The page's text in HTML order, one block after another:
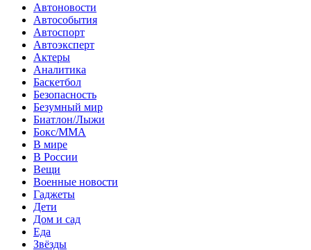
Автоновости
Автособытия
Автоспорт
Автоэксперт
Актеры
Аналитика
Баскетбол
Безопасность
Безумный мир
Биатлон/Лыжи
Бокс/MMA
В мире
В России
Вещи
Военные новости
Гаджеты
Дети
Дом и сад
Еда
Звёзды